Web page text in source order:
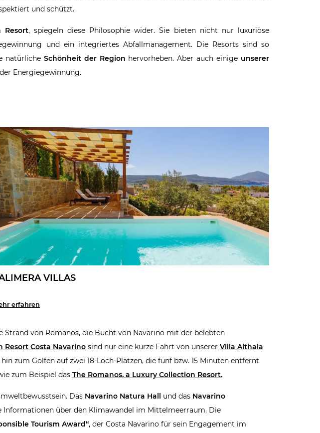
und schützt.
Resort, spiegeln diese Philosophie wider. Sie bieten nicht nur luxuriöse
und ein integriertes Abfallmanagement. Die Resorts sind so
natürliche Schönheit der Region hervorheben. Aber auch einige unserer
Energiegewinnung.
VILLAS
erfahren
von Romanos, die Bucht von Navarino mit der belebten
Resort Costa Navarino sind nur eine kurze Fahrt von unserer Villa Althaia
zum Golfen auf zwei 18-Loch-Plätzen, die fünf bzw. 15 Minuten entfernt
zum Beispiel das The Romanos, a Luxury Collection Resort.
Das Navarino Natura Hall und das Navarino
Informationen über den Klimawandel im Mittelmeerraum. Die
Tourism Award“, der Costa Navarino für sein Engagement im